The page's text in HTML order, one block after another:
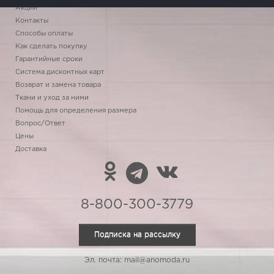
Акции
Контакты
Способы оплаты
Как сделать покупку
Гарантийные сроки
Система дисконтных карт
Возврат и замена товара
Ткани и уход за ними
Помощь для определения размера
Вопрос/Ответ
Цены
Доставка
8-800-300-3779
Подписка на рассылку
Эл. почта: mail@anomoda.ru